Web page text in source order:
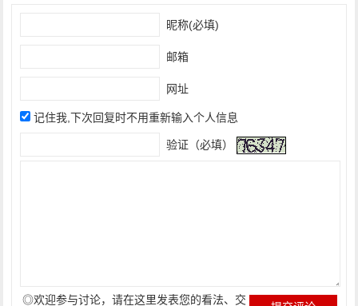
昵称(必填)
邮箱
网址
记住我,下次回复时不用重新输入个人信息
验证（必填）
◎欢迎参与讨论，请在这里发表您的看法、交